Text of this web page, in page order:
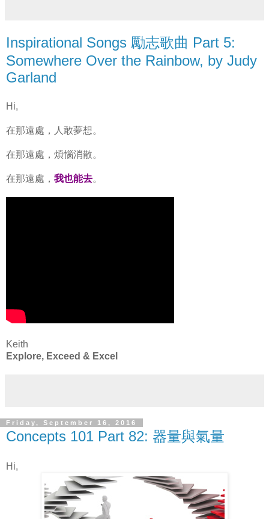
Inspirational Songs 勵志歌曲 Part 5:
Somewhere Over the Rainbow, by Judy
Garland
Hi,
在那遠處，人敢夢想。
在那遠處，煩惱消散。
在那遠處， 我也能去。
Keith
Explore, Exceed & Excel
Friday, September 16, 2016
Concepts 101 Part 82: 器量與氣量
Hi,